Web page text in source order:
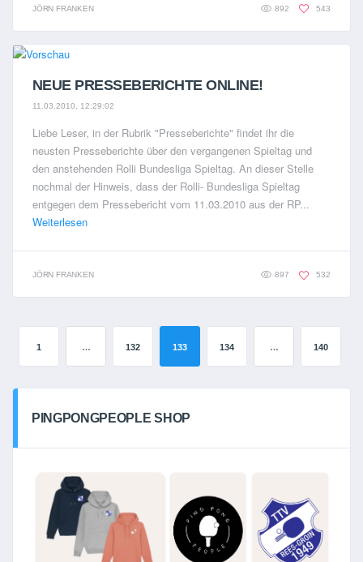
JÖRN FRANKEN 892 543
NEUE PRESSEBERICHTE ONLINE!
11.03.2010, 12:29:02
Liebe Leser, in der Rubrik "Presseberichte" findet ihr die
neusten Presseberichte über den vergangenen Spieltag und
den anstehenden Rolli Bundesliga Spieltag. An dieser Stelle
nochmal der Hinweis, dass der Rolli- Bundesliga Spieltag
entgegen dem Pressebericht vom 11.03.2010 aus der RP...
Weiterlesen
JÖRN FRANKEN 897 532
1 … 132 133 134 … 140
PINGPONGPEOPLE SHOP